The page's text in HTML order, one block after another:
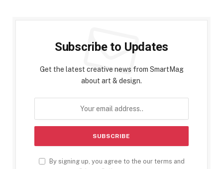
Subscribe to Updates
Get the latest creative news from SmartMag
about art & design.
By signing up, you agree to the our terms and